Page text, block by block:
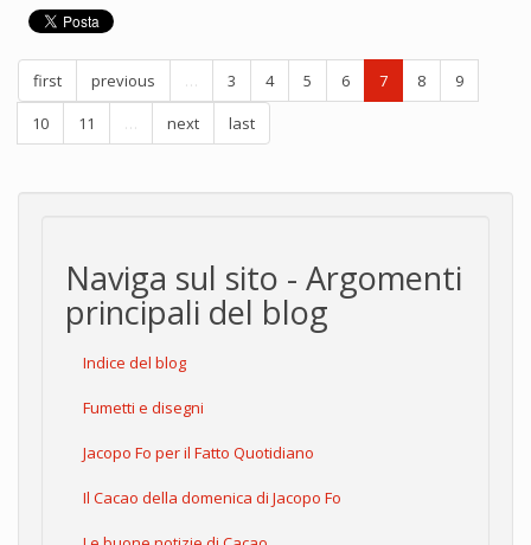
first previous … 3 4 5 6 7 8
9
10
11 … next last
Naviga sul sito - Argomenti
principali del blog
Indice del blog
Fumetti e disegni
Jacopo Fo per il Fatto Quotidiano
Il Cacao della domenica di Jacopo Fo